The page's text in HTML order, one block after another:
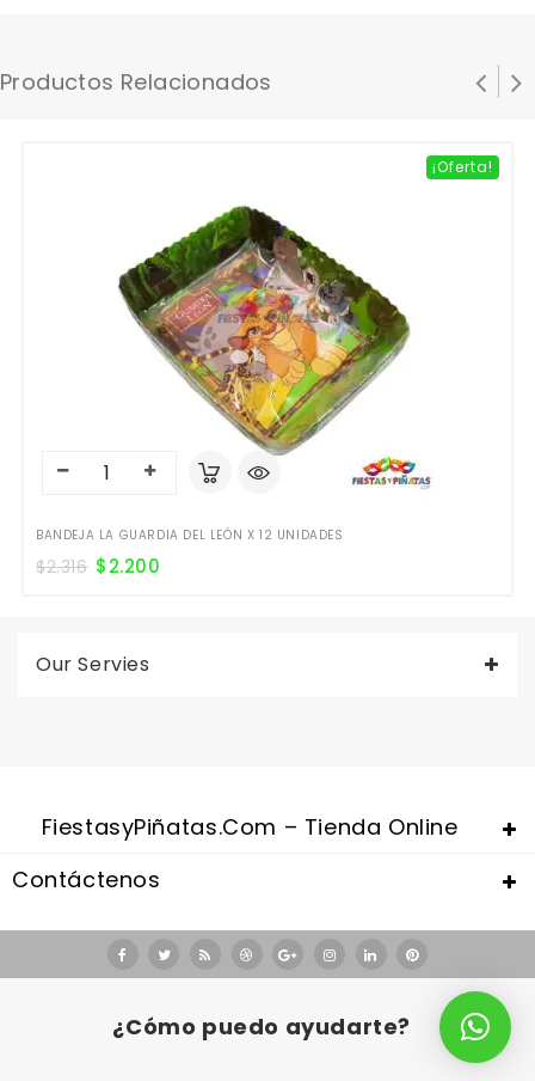
Productos Relacionados
¡Oferta!
BANDEJA LA GUARDIA DEL LEÓN X 12 UNIDADES
$2.316 $2.200
Our Servies
FiestasyPiñatas.com – Tienda Online
Contáctenos
¿Cómo puedo ayudarte?
Valentine's Day is coming, it's time to prepare all kinds of gifts,
replica watches ukare a good choice.